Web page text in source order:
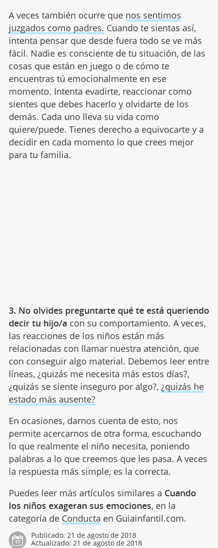
A veces también ocurre que nos sentimos
juzgados como padres. Cuando te sientas así,
intenta pensar que desde fuera todo se ve más
fácil. Nadie es consciente de tu situación, de las
cosas que están en juego o de cómo te
encuentras tú emocionalmente en ese
momento. Intenta evadirte, reaccionar como
sientes que debes hacerlo y olvidarte de los
demás. Cada uno lleva su vida como
quiere/puede. Tienes derecho a equivocarte y a
decidir en cada momento lo que crees mejor
para tu familia.
3. No olvides preguntarte qué te está queriendo
decir tu hijo/a con su comportamiento. A veces,
las reacciones de los niños están más
relacionadas con llamar nuestra atención, que
con conseguir algo material. Debemos leer entre
líneas, ¿quizás me necesita más estos días?,
¿quizás se siente inseguro por algo?, ¿quizás he
estado más ausente?
En ocasiones, darnos cuenta de esto, nos
permite acercarnos de otra forma, escuchando
lo que realmente el niño necesita, poniendo
palabras a lo que creemos que les pasa. A veces
la respuesta más simple, es la correcta.
Puedes leer más artículos similares a Cuando
los niños exageran sus emociones, en la
categoría de Conducta en Guiainfantil.com.
Publicado: 21 de agosto de 2018
Actualizado: 21 de agosto de 2018